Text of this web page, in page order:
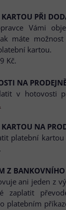
PŘI
Vámi
máte
kartou.
Kč.
NA
v hotovosti
.
NA
platební
Z
ani jeden z
zaplatit
platebním